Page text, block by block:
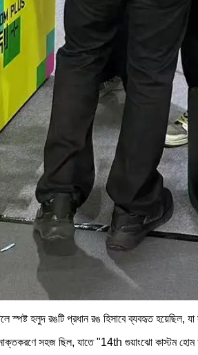
স্পষ্ট হলুদ রঙটি প্রধান রঙ হিসাবে ব্যবহৃত
সহজ ছিল, যাতে "14th গুয়াংঝো কাস্টম হোম